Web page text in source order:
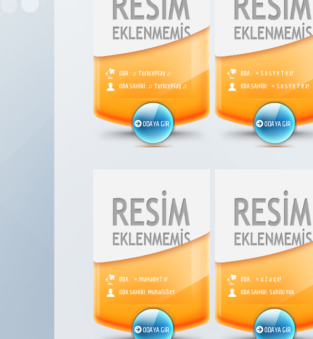
ODA : ♫ TurkcePlay ♫
ODA SAHİBİ: ♫ TurkcePlay ♫
ODAYA GİR
ODA : `».S o s Y e T e x!
ODA SAHİBİ: `».S o s Y e T e x!
ODAYA GİR
ODA : `».MuHaBeT x!
ODA SAHİBİ: Muhaßßet
ODAYA GİR
ODA : `».u Z a q x!
ODA SAHİBİ: Sahibi Yok
ODAYA GİR